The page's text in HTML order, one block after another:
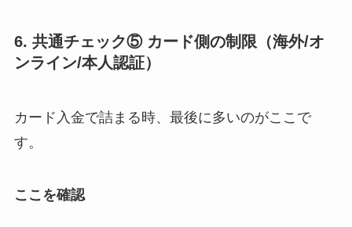
6. 共通チェック⑤ カード側の制限（海外/オ
ンライン/本人認証）
カード入金で詰まる時、最後に多いのがここで
す。
ここを確認